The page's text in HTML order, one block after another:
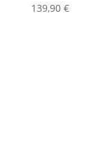
139,90 €